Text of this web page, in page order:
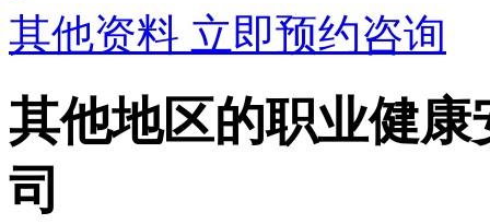
其他资料 立即预约咨询
其他地区的职业健
司